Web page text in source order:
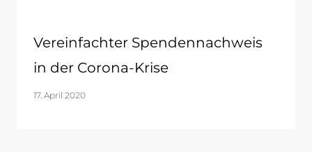
Vereinfachter Spendennachweis
in der Corona-Krise
17. April 2020